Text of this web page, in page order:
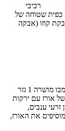
כפית שטוחה של
קוזו (אבקה
חומרים: 1 כוס אורז מלא 1.5 כוס מים כ 5-8 ס"מ קומבו מושרה 1 גזר
לבשל אורז עם ירקות
ענבים,
את האורז,